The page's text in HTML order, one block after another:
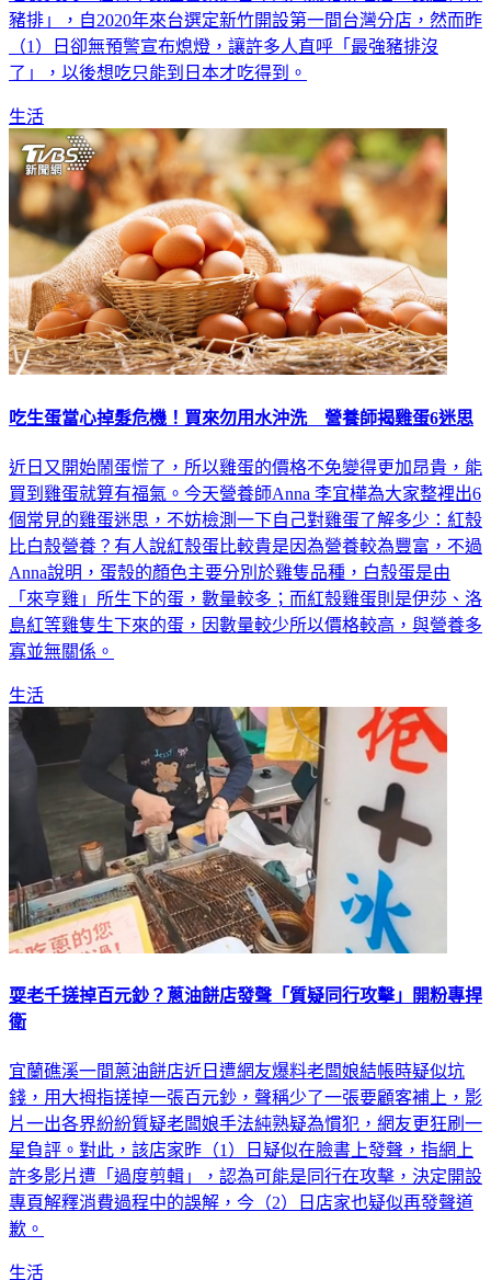
老饕哭哭！在日本銀座營業近百年的人氣豬排名店「銀座梅林
豬排」，自2020年來台選定新竹開設第一間台灣分店，然而昨
（1）日卻無預警宣布熄燈，讓許多人直呼「最強豬排沒
生活
近日又開始鬧蛋慌了，所以雞蛋的價格不免變得更加昂貴，能
買到雞蛋就算有福氣。今天營養師Anna 李宜樺為大家整裡出6
個常見的雞蛋迷思，不妨檢測一下自己對雞蛋了解多少：紅殼
比白殼營養？有人說紅殼蛋比較貴是因為營養較為豐富，不過
Anna說明，蛋殼的顏色主要分別於雞隻品種，白殼蛋是由
「來亨雞」所生下的蛋，數量較多；而紅殼雞蛋則是伊莎、洛
島紅等雞隻生下來的蛋，因數量較少所以價格較高，與營養多
生活
耍老千搓掉百元鈔？蔥油餅店發聲「質疑同行攻擊」開粉專捍
宜蘭礁溪一間蔥油餅店近日遭網友爆料老闆娘結帳時疑似坑
錢，用大拇指搓掉一張百元鈔，聲稱少了一張要顧客補上，影
片一出各界紛紛質疑老闆娘手法純熟疑為慣犯，網友更狂刷一
星負評。對此，該店家昨（1）日疑似在臉書上發聲，指網上
許多影片遭「過度剪輯」，認為可能是同行在攻擊，決定開設
專頁解釋消費過程中的誤解，今（2）日店家也疑似再發聲道